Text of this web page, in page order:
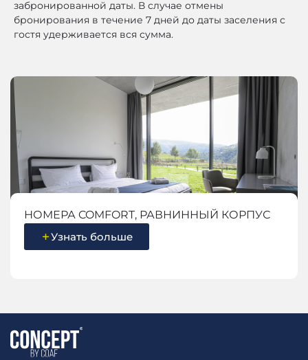
забронированной даты. В случае отмены
бронирования в течение 7 дней до даты заселения с
гостя удерживается вся сумма.
НОМЕРА COMFORT, РАВНИННЫЙ КОРПУС
Узнать больше